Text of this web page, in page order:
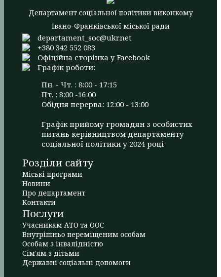
Департамент соціальної політики виконкому
Івано-Франківської міської ради
departament_soc@ukr.net
+380 342 552 083
Офіційна сторінка у Facebook
Графік роботи:
Пн. - Чт. : 8:00 - 17:15
Пт. : 8:00 -16:00
Обідня перерва: 12:00 - 13:00
Графік прийому громадян з особистих
питань керівництвом департаменту
соціальної політики у 2024 році
Розділи сайту
Міські програми
Новини
Про департамент
Контакти
Послуги
Учасникам АТО та ООС
Внутрішньо переміщеним особам
Особам з інвалідністю
Сім'ям з дітьми
Державні соціальні допомоги